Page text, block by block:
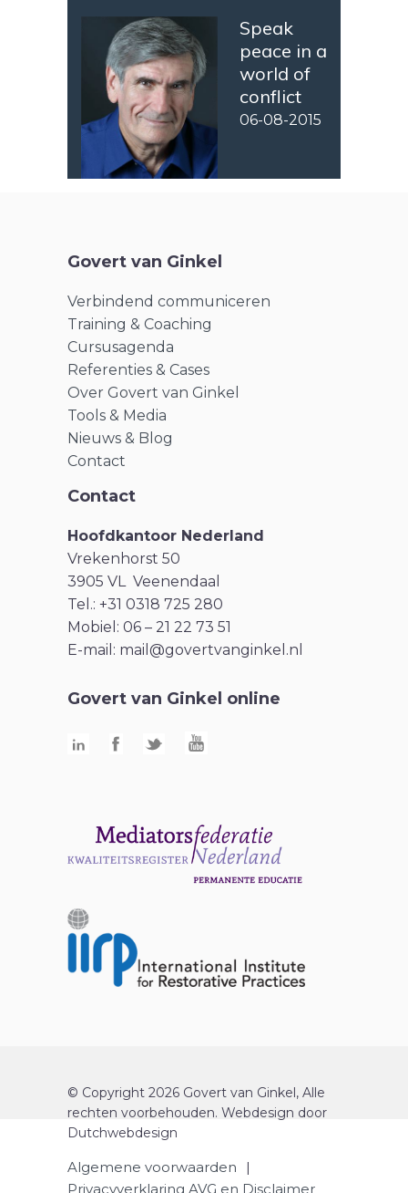
Speak
peace in a
world of
conflict
06-08-2015
Govert van Ginkel
Verbindend communiceren
Training & Coaching
Cursusagenda
Referenties & Cases
Over Govert van Ginkel
Tools & Media
Nieuws & Blog
Contact
Contact
Hoofdkantoor Nederland
Vrekenhorst 50
3905 VL Veenendaal
Tel.: +31 0318 725 280
Mobiel: 06 – 21 22 73 51
E-mail: mail@govertvanginkel.nl
Govert van Ginkel online
© Copyright 2026 Govert van Ginkel, Alle
rechten voorbehouden. Webdesign door
Dutchwebdesign
Algemene voorwaarden
|
Privacyverklaring AVG en Disclaimer